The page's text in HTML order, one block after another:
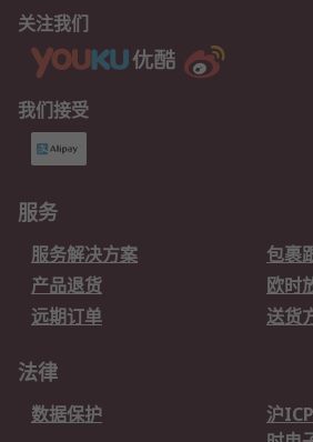
关注我们
我们接受
服务
服务解决方案
包裹
产品退货
欧时
远期订单
送货
法律
数据保护
沪